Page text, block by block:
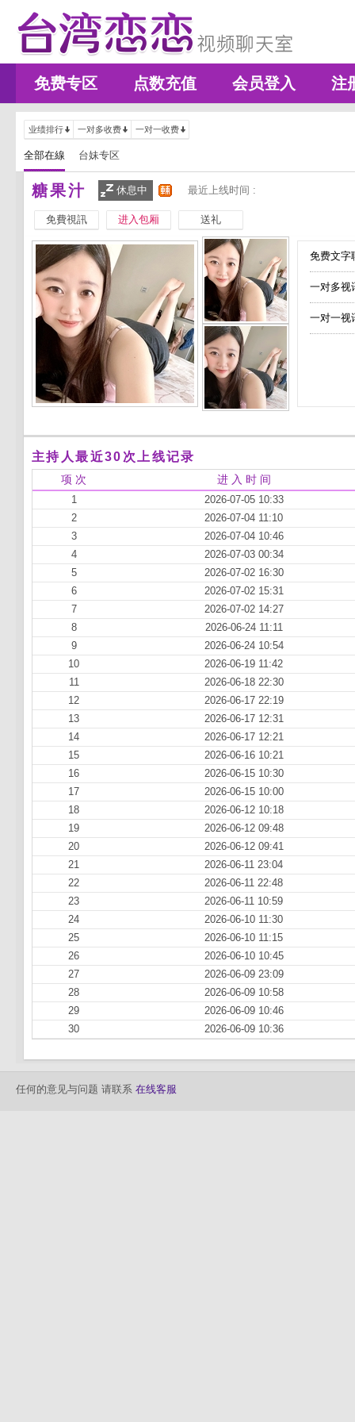
免费专区 点数充值 会员登入 注
业绩排行 一对多收费 一对一收费
全部在線 台妹专区
糖果汁 休息中 最近上线时间 :
免費視訊 进入包厢 送礼
免费文
一对多
一对一
主持人最近30次上线记录
项 次 进 入 时 间
1
2026-07-05 10:33
2
2026-07-04 11:10
3
2026-07-04 10:46
4
2026-07-03 00:34
5
2026-07-02 16:30
6
2026-07-02 15:31
7
2026-07-02 14:27
8
2026-06-24 11:11
9
2026-06-24 10:54
10
2026-06-19 11:42
11
2026-06-18 22:30
12
2026-06-17 22:19
13
2026-06-17 12:31
14
2026-06-17 12:21
15
2026-06-16 10:21
16
2026-06-15 10:30
17
2026-06-15 10:00
18
2026-06-12 10:18
19
2026-06-12 09:48
20
2026-06-12 09:41
21
2026-06-11 23:04
22
2026-06-11 22:48
23
2026-06-11 10:59
24
2026-06-10 11:30
25
2026-06-10 11:15
26
2026-06-10 10:45
27
2026-06-09 23:09
28
2026-06-09 10:58
29
2026-06-09 10:46
30
2026-06-09 10:36
任何的意见与问题 请联系 在线客服